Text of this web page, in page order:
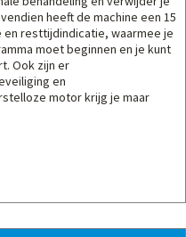
heeft de machine een 15
resttijdindicatie, waarmee je
moet beginnen en je kunt
Ook zijn er
en
motor krijg je maar